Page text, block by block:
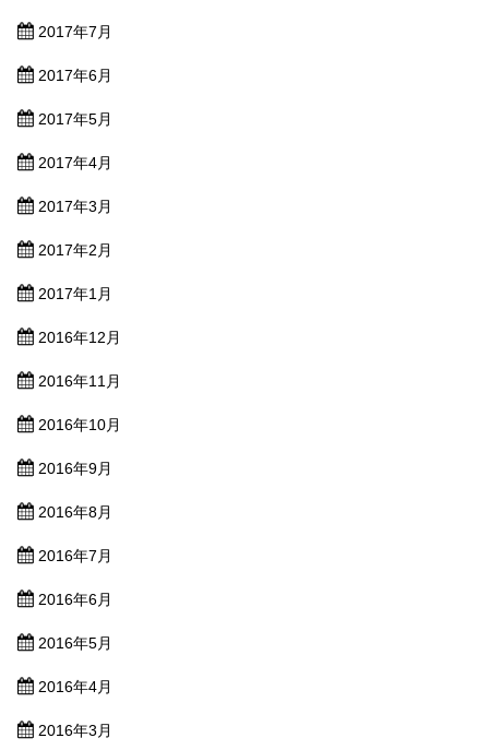
2017年7月
2017年6月
2017年5月
2017年4月
2017年3月
2017年2月
2017年1月
2016年12月
2016年11月
2016年10月
2016年9月
2016年8月
2016年7月
2016年6月
2016年5月
2016年4月
2016年3月